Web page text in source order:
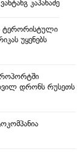
კაპანაძე
ტერორისტული
უყენებს
დრონს რუსეთს